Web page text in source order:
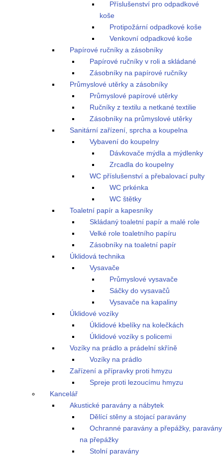
Příslušenství pro odpadkové
koše
Protipožární odpadkové koše
Venkovní odpadkové koše
Papírové ručníky a zásobníky
Papírové ručníky v roli a skládané
Zásobníky na papírové ručníky
Průmyslové utěrky a zásobníky
Průmyslové papírové utěrky
Ručníky z textilu a netkané textilie
Zásobníky na průmyslové utěrky
Sanitární zařízení, sprcha a koupelna
Vybavení do koupelny
Dávkovače mýdla a mýdlenky
Zrcadla do koupelny
WC příslušenství a přebalovací pulty
WC prkénka
WC štětky
Toaletní papír a kapesníky
Skládaný toaletní papír a malé role
Velké role toaletního papíru
Zásobníky na toaletní papír
Úklidová technika
Vysavače
Průmyslové vysavače
Sáčky do vysavačů
Vysavače na kapaliny
Úklidové vozíky
Úklidové kbelíky na kolečkách
Úklidové vozíky s policemi
Vozíky na prádlo a prádelní skříně
Vozíky na prádlo
Zařízení a přípravky proti hmyzu
Spreje proti lezoucímu hmyzu
Kancelář
Akustické paravány a nábytek
Dělící stěny a stojací paravány
Ochranné paravány a přepážky, paravány
na přepážky
Stolní paravány